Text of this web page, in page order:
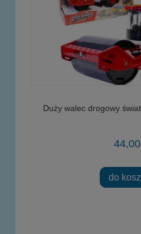
Duży walec drogowy
44,00
do